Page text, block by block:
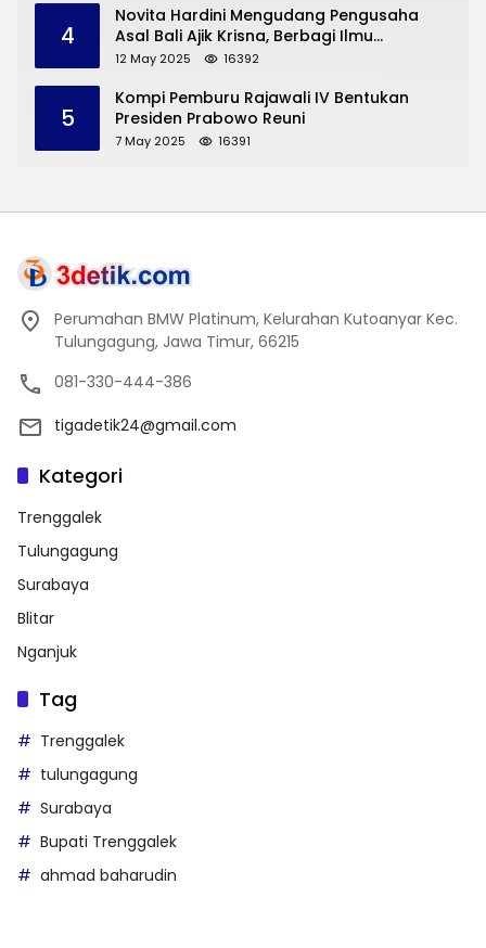
4
Novita Hardini Mengudang Pengusaha
Asal Bali Ajik Krisna, Berbagi Ilmu
Pengembangan Pariwisata dan UMKM
12 May 2025 16392
5
Kompi Pemburu Rajawali IV Bentukan
Presiden Prabowo Reuni
7 May 2025 16391
Perumahan BMW Platinum, Kelurahan Kutoanyar Kec.
Tulungagung, Jawa Timur, 66215
081-330-444-386
tigadetik24@gmail.com
Kategori
Trenggalek
Tulungagung
Surabaya
Blitar
Nganjuk
Tag
Trenggalek
tulungagung
Surabaya
Bupati Trenggalek
ahmad baharudin